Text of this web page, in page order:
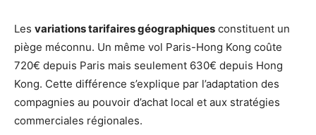
Les variations tarifaires géographiques constituent un
piège méconnu. Un même vol Paris-Hong Kong coûte
720€ depuis Paris mais seulement 630€ depuis Hong
Kong. Cette différence s’explique par l’adaptation des
compagnies au pouvoir d’achat local et aux stratégies
commerciales régionales.